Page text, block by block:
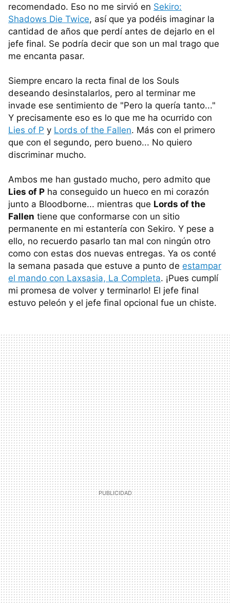
recomendado. Eso no me sirvió en Sekiro:
Shadows Die Twice, así que ya podéis imaginar la
cantidad de años que perdí antes de dejarlo en el
jefe final. Se podría decir que son un mal trago que
me encanta pasar.
Siempre encaro la recta final de los Souls
deseando desinstalarlos, pero al terminar me
invade ese sentimiento de "Pero la quería tanto..."
Y precisamente eso es lo que me ha ocurrido con
Lies of P y Lords of the Fallen. Más con el primero
que con el segundo, pero bueno... No quiero
discriminar mucho.
Ambos me han gustado mucho, pero admito que
Lies of P ha conseguido un hueco en mi corazón
junto a Bloodborne... mientras que Lords of the
Fallen tiene que conformarse con un sitio
permanente en mi estantería con Sekiro. Y pese a
ello, no recuerdo pasarlo tan mal con ningún otro
como con estas dos nuevas entregas. Ya os conté
la semana pasada que estuve a punto de estampar
el mando con Laxsasia, La Completa. ¡Pues cumplí
mi promesa de volver y terminarlo! El jefe final
estuvo peleón y el jefe final opcional fue un chiste.